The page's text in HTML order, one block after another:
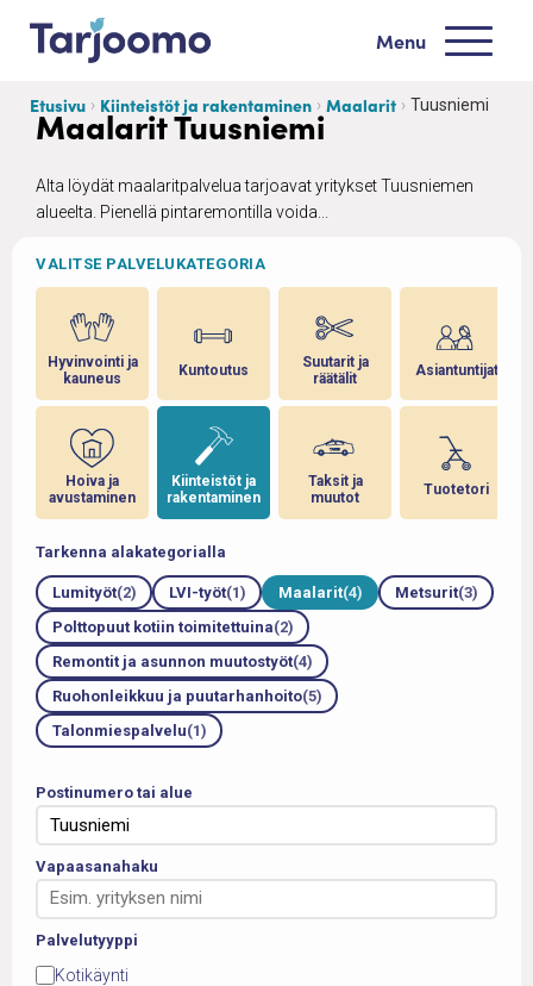
Siirry sisältöön
Menu
Etusivu Kiinteistöt ja rakentaminen Maalarit Tuusniemi
Maalarit Tuusniemi
Alta löydät maalaritpalvelua tarjoavat yritykset Tuusniemen
alueelta. Pienellä pintaremontilla voida...
VALITSE PALVELUKATEGORIA
Hyvinvointi ja
kauneus
Hoiva ja
avustaminen
Kuntoutus
Kiinteistöt ja
rakentaminen
Suutarit ja
räätälit
Taksit ja
muutot
Asiantuntijat
Tuotetori
Tarkenna alakategorialla
Lumityöt(2) LVI-työt(1) Maalarit(4) Metsurit(3)
Polttopuut kotiin toimitettuina(2)
Remontit ja asunnon muutostyöt(4)
Ruohonleikkuu ja puutarhanhoito(5)
Talonmiespalvelu(1)
Postinumero tai alue
Vapaasanahaku
Palvelutyyppi
Kotikäynti